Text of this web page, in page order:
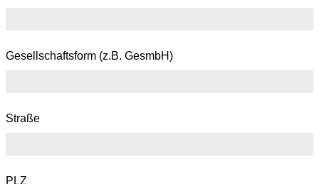
Gesellschaftsform (z.B. GesmbH)
Straße
PLZ